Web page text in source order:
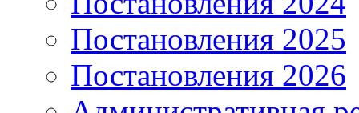
Постановления 2025
Постановления 2026